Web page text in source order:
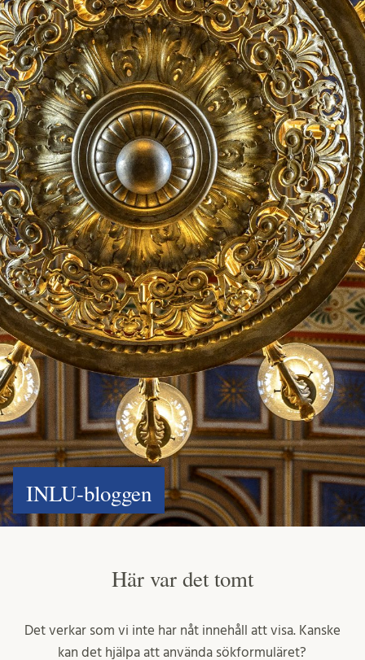
INLU-bloggen
Här var det tomt
Det verkar som vi inte har nåt innehåll att visa. Kanske
kan det hjälpa att använda sökformuläret?